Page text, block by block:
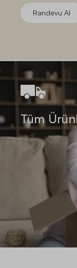
Randevu Al
Tüm